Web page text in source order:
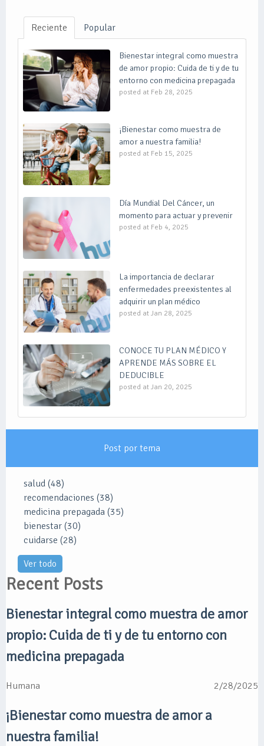
Reciente Popular
Bienestar integral como muestra
de amor propio: Cuida de ti y de tu
entorno con medicina prepagada
posted at Feb 28, 2025
¡Bienestar como muestra de
amor a nuestra familia!
posted at Feb 15, 2025
Día Mundial Del Cáncer, un
momento para actuar y prevenir
posted at Feb 4, 2025
La importancia de declarar
enfermedades preexistentes al
adquirir un plan médico
posted atJan 28, 2025
CONOCE TU PLAN MÉDICO Y
APRENDE MÁS SOBRE EL
DEDUCIBLE
posted atJan 20, 2025
Post por tema
salud (48)
recomendaciones (38)
medicina prepagada (35)
bienestar (30)
cuidarse (28)
Ver todo
Recent Posts
Bienestar integral como muestra de amor
propio: Cuida de ti y de tu entorno con
medicina prepagada
Humana 2/28/2025
¡Bienestar como muestra de amor a
nuestra familia!